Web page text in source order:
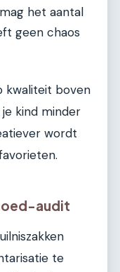
het aantal
geen chaos
kwaliteit boven
kind minder
wordt
audit
te